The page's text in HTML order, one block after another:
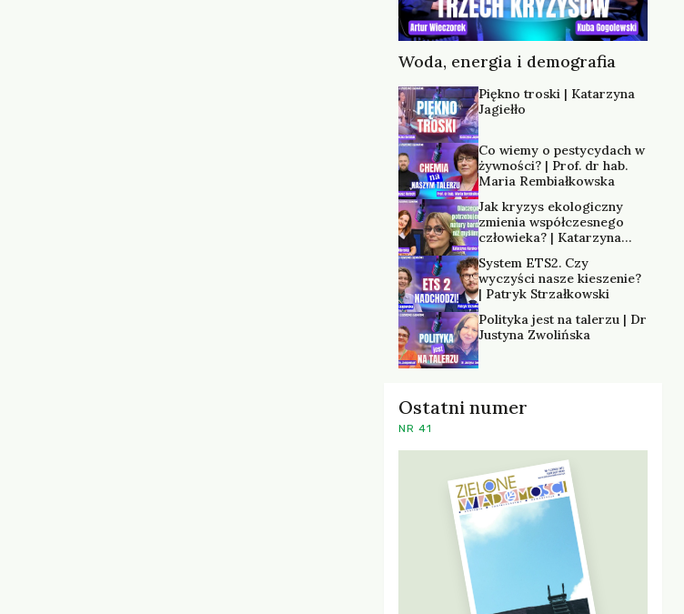
Woda, energia i demografia
Piękno troski | Katarzyna
Jagiełło
Co wiemy o pestycydach w
żywności? | Prof. dr hab.
Maria Rembiałkowska
Jak kryzys ekologiczny
zmienia współczesnego
człowieka? | Katarzyna
System ETS2. Czy
wyczyści nasze kieszenie?
| Patryk Strzałkowski
Polityka jest na talerzu | Dr
Justyna Zwolińska
Ostatni numer
NR 41